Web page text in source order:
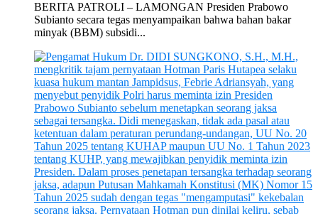
BERITA PATROLI – LAMONGAN Presiden Prabowo
Subianto secara tegas menyampaikan bahwa bahan bakar
minyak (BBM) subsidi...